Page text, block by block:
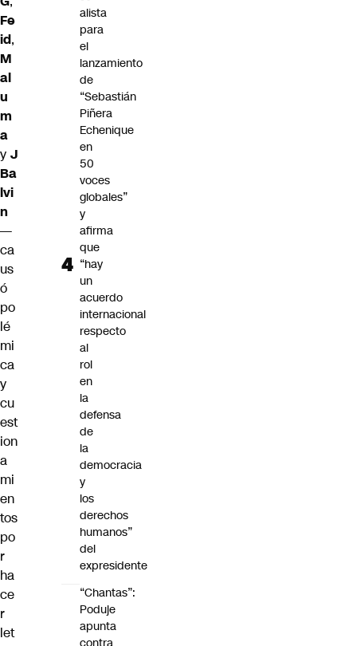
Fe
id,
M
al
u
m
a
y J
Ba
lvi
n
—
ca
us
ó
po
lé
mi
ca
y
cu
est
ion
a
mi
en
tos
po
r
ha
ce
r
let
alista
para
el
lanzamiento
de
“Sebastián
Piñera
Echenique
en
50
voces
globales”
y
afirma
que
“hay
un
acuerdo
internacional
respecto
al
rol
en
la
defensa
de
la
democracia
y
los
derechos
humanos”
del
expresidente
“Chantas”:
Poduje
apunta
contra